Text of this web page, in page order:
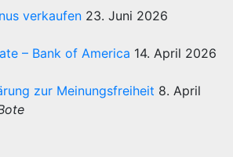
verkaufen 23. Juni 2026
– Bank of America 14. April 2026
zur Meinungsfreiheit 8. April